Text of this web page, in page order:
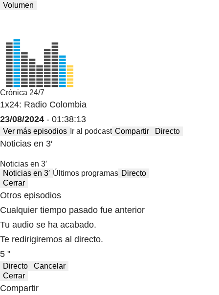
Volumen
Crónica 24/7
1x24: Radio Colombia
23/08/2024 - 01:38:13
Ver más episodios Ir al podcast Compartir Directo
Noticias en 3′
Noticias en 3′
Noticias en 3′ Últimos programas Directo
Cerrar
Otros episodios
Cualquier tiempo pasado fue anterior
Tu audio se ha acabado.
Te redirigiremos al directo.
5 "
Directo
Cancelar
Cerrar
Compartir